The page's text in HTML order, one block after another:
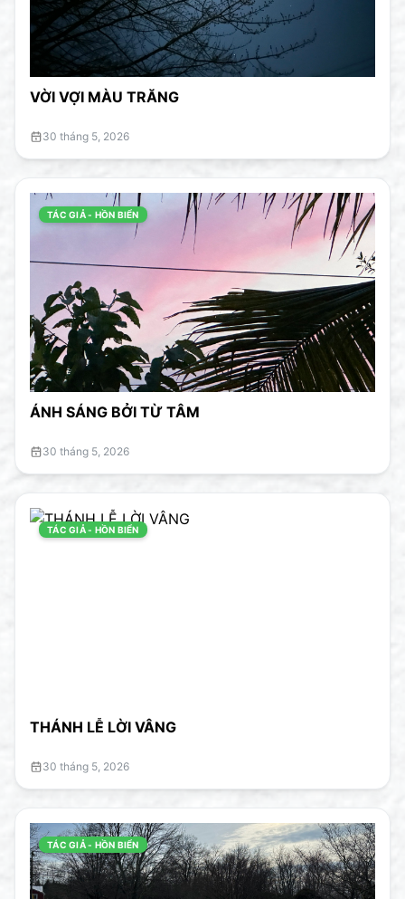
VỜI VỢI MÀU TRĂNG
30 tháng 5, 2026
TÁC GIẢ - HỒN BIỂN
ÁNH SÁNG BỞI TỪ TÂM
30 tháng 5, 2026
TÁC GIẢ - HỒN BIỂN
THÁNH LỄ LỜI VÂNG
30 tháng 5, 2026
TÁC GIẢ - HỒN BIỂN